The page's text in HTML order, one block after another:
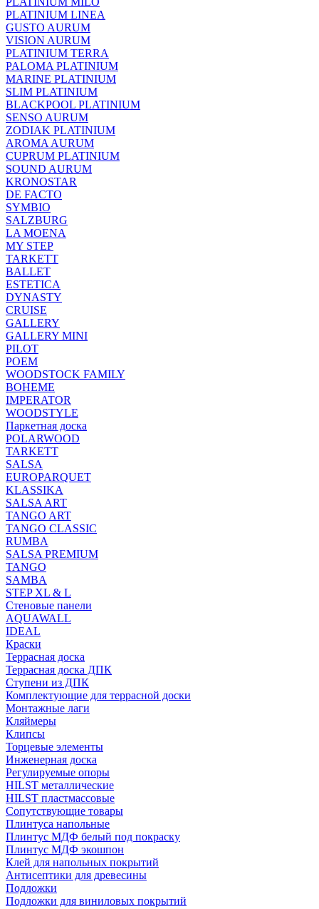
PLATINIUM LINEA
GUSTO AURUM
VISION AURUM
PLATINIUM TERRA
PALOMA PLATINIUM
MARINE PLATINIUM
SLIM PLATINIUM
BLACKPOOL PLATINIUM
SENSO AURUM
ZODIAK PLATINIUM
AROMA AURUM
CUPRUM PLATINIUM
SOUND AURUM
KRONOSTAR
DE FACTO
SYMBIO
SALZBURG
LA MOENA
MY STEP
TARKETT
BALLET
ESTETICA
DYNASTY
CRUISE
GALLERY
GALLERY MINI
PILOT
POEM
WOODSTOCK FAMILY
BOHEME
IMPERATOR
WOODSTYLE
Паркетная доска
POLARWOOD
TARKETT
SALSA
EUROPARQUET
KLASSIKA
SALSA ART
TANGO ART
TANGO CLASSIC
RUMBA
SALSA PREMIUM
TANGO
SAMBA
STEP XL & L
Стеновые панели
AQUAWALL
IDEAL
Краски
Террасная доска
Террасная доска ДПК
Ступени из ДПК
Комплектующие для террасной доски
Монтажные лаги
Кляймеры
Клипсы
Торцевые элементы
Инженерная доска
Регулируемые опоры
HILST металлические
HILST пластмассовые
Сопутствующие товары
Плинтуса напольные
Плинтус МДФ белый под покраску
Плинтус МДФ экошпон
Клей для напольных покрытий
Антисептики для древесины
Подложки
Подложки для виниловых покрытий